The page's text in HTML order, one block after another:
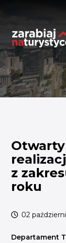
z
roku
02
Departament